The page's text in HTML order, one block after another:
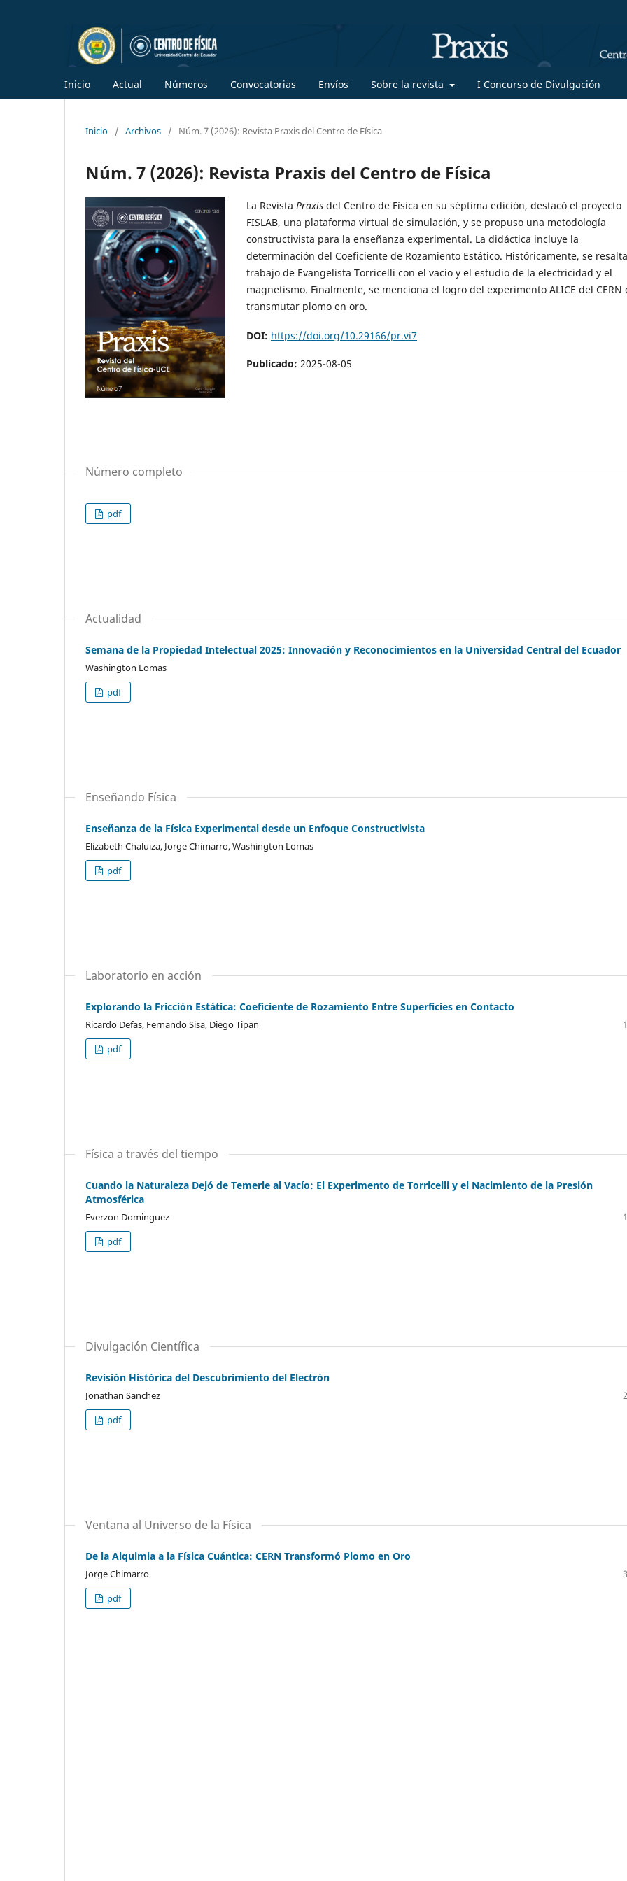
Inicio Actual Números Convocatorias Envíos Sobre la revista I Concurso de Divulgación
Inicio / Archivos / Núm. 7 (2026): Revista Praxis del Centro de Física
Núm. 7 (2026): Revista Praxis del Centro de Física
La Revista Praxis del Centro de Física en su séptima edición, destacó el proyecto
FISLAB, una plataforma virtual de simulación, y se propuso una metodología
constructivista para la enseñanza experimental. La didáctica incluye la
determinación del Coeficiente de Rozamiento Estático. Históricamente, se
trabajo de Evangelista Torricelli con el vacío y el estudio de la electricidad y el
magnetismo. Finalmente, se menciona el logro del experimento ALICE del CERN
transmutar plomo en oro.
DOI: https://doi.org/10.29166/pr.vi7
Publicado: 2025-08-05
Número completo
pdf
Actualidad
Semana de la Propiedad Intelectual 2025: Innovación y Reconocimientos en la Universidad Central del Ecuador
Washington Lomas
pdf
Enseñando Física
Enseñanza de la Física Experimental desde un Enfoque Constructivista
Elizabeth Chaluiza, Jorge Chimarro, Washington Lomas
pdf
Laboratorio en acción
Explorando la Fricción Estática: Coeficiente de Rozamiento Entre Superficies en Contacto
Ricardo Defas, Fernando Sisa, Diego Tipan
pdf
Física a través del tiempo
Cuando la Naturaleza Dejó de Temerle al Vacío: El Experimento de Torricelli y el Nacimiento de la Presión
Atmosférica
Everzon Dominguez
pdf
Divulgación Científica
Revisión Histórica del Descubrimiento del Electrón
Jonathan Sanchez
pdf
Ventana al Universo de la Física
De la Alquimia a la Física Cuántica: CERN Transformó Plomo en Oro
Jorge Chimarro
pdf